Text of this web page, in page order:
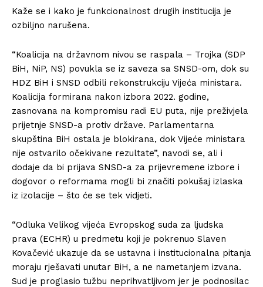
Kaže se i kako je funkcionalnost drugih institucija je
ozbiljno narušena.
“Koalicija na državnom nivou se raspala – Trojka (SDP
BiH, NiP, NS) povukla se iz saveza sa SNSD-om, dok su
HDZ BiH i SNSD odbili rekonstrukciju Vijeća ministara.
Koalicija formirana nakon izbora 2022. godine,
zasnovana na kompromisu radi EU puta, nije preživjela
prijetnje SNSD-a protiv države. Parlamentarna
skupština BiH ostala je blokirana, dok Vijeće ministara
nije ostvarilo očekivane rezultate”, navodi se, ali i
dodaje da bi prijava SNSD-a za prijevremene izbore i
dogovor o reformama mogli bi značiti pokušaj izlaska
iz izolacije – što će se tek vidjeti.
“Odluka Velikog vijeća Evropskog suda za ljudska
prava (ECHR) u predmetu koji je pokrenuo Slaven
Kovačević ukazuje da se ustavna i institucionalna pitanja
moraju rješavati unutar BiH, a ne nametanjem izvana.
Sud je proglasio tužbu neprihvatljivom jer je podnosilac